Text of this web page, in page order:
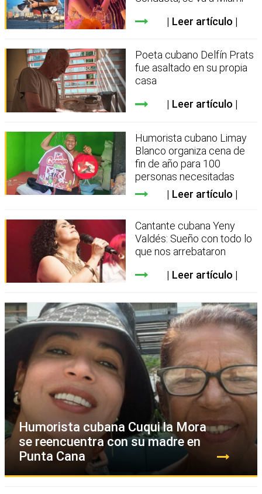
Leer artículo
Poeta cubano Delfín Prats
fue asaltado en su propia
casa
Leer artículo
Humorista cubano Limay
Blanco organiza cena de
fin de año para 100
personas necesitadas
Leer artículo
Cantante cubana Yeny
Valdés: Sueño con todo lo
que nos arrebataron
Leer artículo
Humorista cubana Cuqui la Mora
se reencuentra con su madre en
Punta Cana